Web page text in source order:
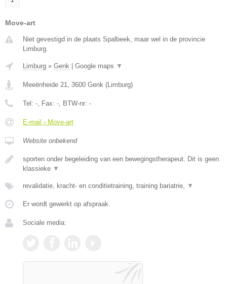
Move-art
Niet gevestigd in de plaats Spalbeek, maar wel in de provincie
Limburg.
Limburg » Genk Google maps ▼
Meeënheide 21, 3600 Genk (Limburg)
Tel: -, Fax: -, BTW-nr: -
E-mail › Move-art
Website onbekend
sporten onder begeleiding van een bewegingstherapeut. Dit is geen
klassieke ▼
revalidatie, kracht- en conditietraining, training bariatrie, ▼
Er wordt gewerkt op afspraak.
Sociale media: